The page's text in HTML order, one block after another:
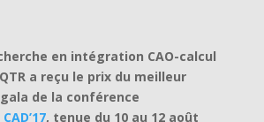
en intégration CAO-calcul
a reçu le prix du meilleur
de la conférence
CAD’17, tenue du 10 au 12 août